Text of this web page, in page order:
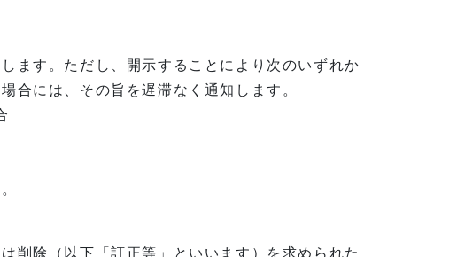
ます。ただし、開示することにより次のいずれか
合には、その旨を遅滞なく通知します。
削除（以下「訂正等」といいます）を求められた